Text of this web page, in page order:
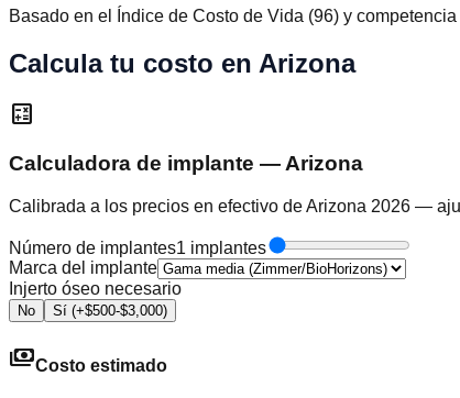
Basado en el Índice de Costo de Vida (96) y competencia
Calcula tu costo en Arizona
calculate
Calculadora de implante — Arizona
Calibrada a los precios en efectivo de Arizona 2026 —
Número de implantes1 implantes
Marca del implante
Injerto óseo necesario
No Sí (+$500-$3,000)
paymentsCosto estimado